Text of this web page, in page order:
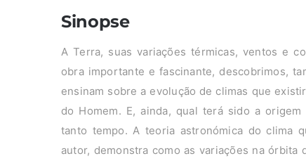
Sinopse
A Terra, suas variações térmicas, ventos e
obra importante e fascinante, descobrimos,
ensinam sobre a evolução de climas que
do Homem. E, ainda, qual terá sido a
tanto tempo. A teoria astronómica do clima
autor, demonstra como as variações na